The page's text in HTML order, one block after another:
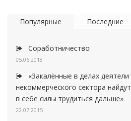
Популярные Последние
Соработничество
05.06.2018
«Закалённые в делах деятели
некоммерческого сектора найдут
в себе силы трудиться дальше»
22.07.2015